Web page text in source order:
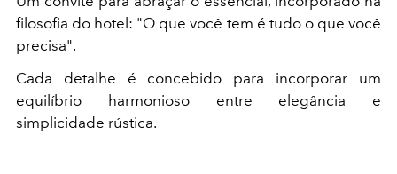
filosofia do hotel: "O que você tem é tudo o que você
precisa".
Cada detalhe é concebido para incorporar um
equilíbrio harmonioso entre elegância e
simplicidade rústica.